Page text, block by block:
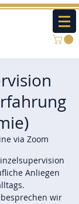
via Zoom
Anliegen
wir